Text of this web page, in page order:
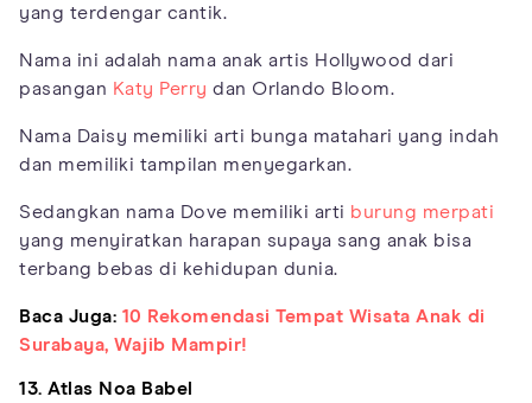
yang terdengar cantik.
Nama ini adalah nama anak artis Hollywood dari
pasangan Katy Perry dan Orlando Bloom.
Nama Daisy memiliki arti bunga matahari yang indah
dan memiliki tampilan menyegarkan.
Sedangkan nama Dove memiliki arti burung merpati
yang menyiratkan harapan supaya sang anak bisa
terbang bebas di kehidupan dunia.
Baca Juga: 10 Rekomendasi Tempat Wisata Anak di
Surabaya, Wajib Mampir!
13. Atlas Noa Babel